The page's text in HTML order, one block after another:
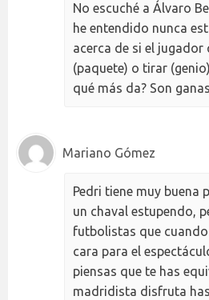
No escuché a Álvaro
he entendido nunca
acerca de si el jugador
(paquete) o tirar
qué más da? Son
Mariano Gómez
Pedri tiene muy buena
un chaval estupendo,
futbolistas que
cara para el
piensas que te has
madridista disfruta